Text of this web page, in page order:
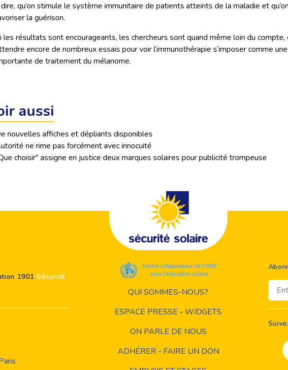
qu’on stimule le système immunitaire de patients atteints de la maladie et
la guérison.
les résultats sont encourageants, les chercheurs sont quand même loin du compte,
encore de nombreux essais pour voir l’immunothérapie s’imposer comme
de traitement du mélanome.
aussi
nouvelles affiches et dépliants disponibles
ne rime pas forcément avec innocuité
choisir" assigne en justice deux marques solaires pour publicité trompeuse
1901Sécurité
QUI SOMMES-NOUS?
ESPACE PRESSE - WIDGETS
ON PARLE DE NOUS
ADHÉRER - FAIRE UN DON
Email